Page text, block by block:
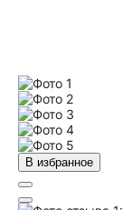
В избранное